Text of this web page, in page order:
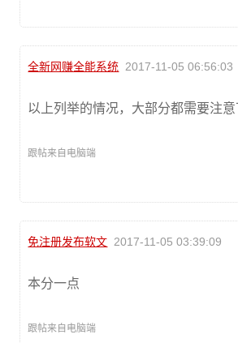
全新网赚全能系统 2017-11-05 06:56:03
以上列举的情况，大部分都需要注意
跟帖来自电脑端
免注册发布软文 2017-11-05 03:39:09
本分一点
跟帖来自电脑端